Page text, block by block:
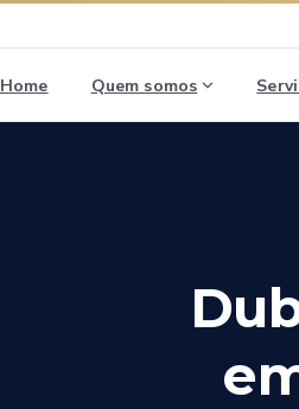
Home Quem somos